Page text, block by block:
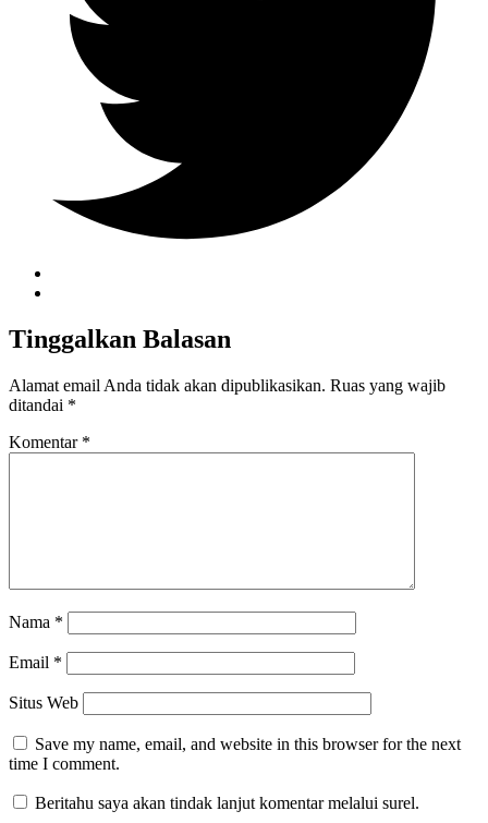
Tinggalkan Balasan
Alamat email Anda tidak akan dipublikasikan. Ruas yang wajib
ditandai *
Komentar *
Nama *
Email *
Situs Web
Save my name, email, and website in this browser for the next
time I comment.
Beritahu saya akan tindak lanjut komentar melalui surel.